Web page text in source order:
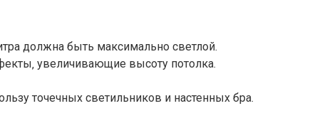
должна быть максимально светлой.
увеличивающие высоту потолка.
точечных светильников и настенных бра.